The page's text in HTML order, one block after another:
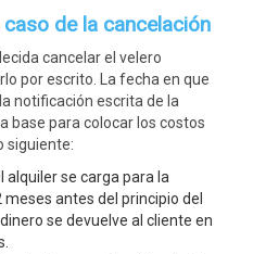
de la cancelación
cancelar el velero
por escrito. La fecha en que
notificación escrita de la
base para colocar los costos
siguiente:
alquiler se carga para la
antes del principio del
se devuelve al cliente en